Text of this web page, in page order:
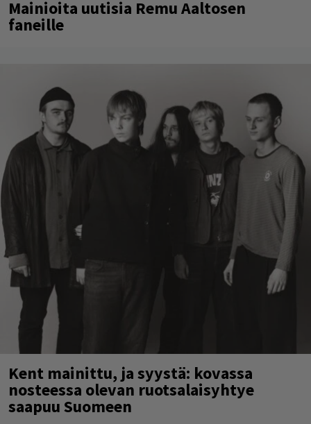
Mainioita uutisia Remu Aaltosen
faneille
Kent mainittu, ja syystä: kovassa
nosteessa olevan ruotsalaisyhtye
saapuu Suomeen